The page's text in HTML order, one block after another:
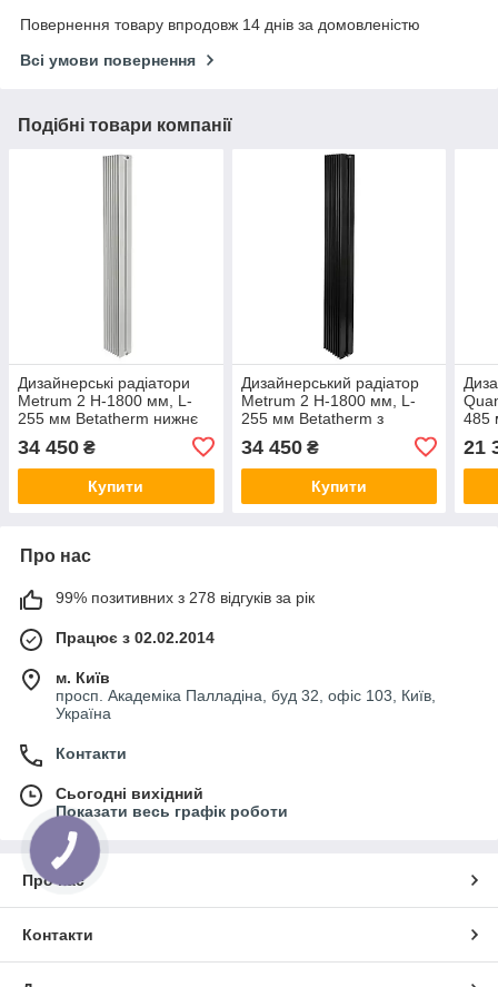
Повернення товару впродовж 14 днів за домовленістю
Всі умови повернення
Подібні товари компанії
Дизайнерські радіатори
Metrum 2 H-1800 мм, L-
255 мм Betatherm нижнє
34 450 ₴
Купити
Дизайнерський радіатор
Metrum 2 H-1800 мм, L-
255 мм Betatherm з
34 450₴
Купити
485
21
Про нас
99% позитивних з 278 відгуків за рік
Працює з 02.02.2014
м. Київ
просп. Академіка Палладіна, буд 32, офіс 103, Київ,
Україна
Контакти
Сьогодні вихідний
Показати весь графік роботи
Про нас
Контакти
КНОПКА
ЗВ'ЯЗКУ